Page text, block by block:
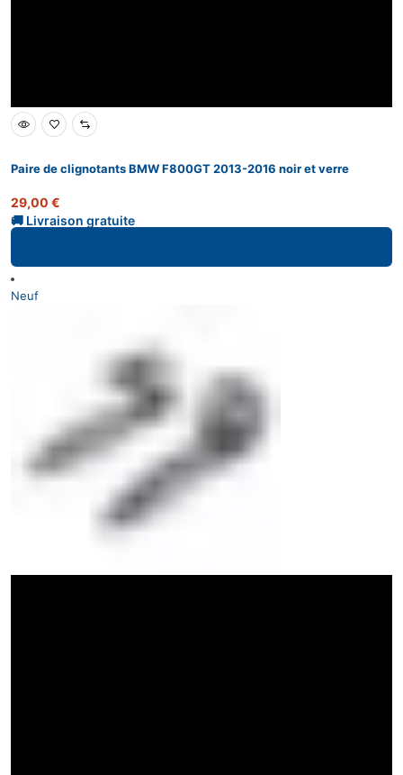
Paire de clignotants BMW F800GT 2013-2016 noir et verre
29,00 €
Neuf